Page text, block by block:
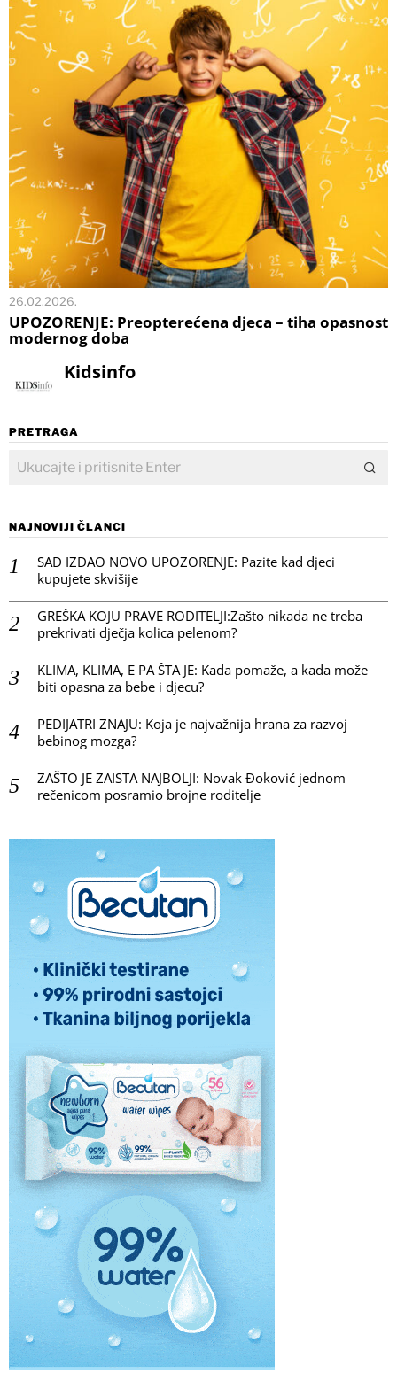
26.02.2026.
UPOZORENJE: Preopterećena djeca – tiha opasnost
modernog doba
Kidsinfo
PRETRAGA
NAJNOVIJI ČLANCI
SAD IZDAO NOVO UPOZORENJE: Pazite kad djeci
kupujete skvišije
GREŠKA KOJU PRAVE RODITELJI:Zašto nikada ne treba
prekrivati dječja kolica pelenom?
KLIMA, KLIMA, E PA ŠTA JE: Kada pomaže, a kada može
biti opasna za bebe i djecu?
PEDIJATRI ZNAJU: Koja je najvažnija hrana za razvoj
bebinog mozga?
ZAŠTO JE ZAISTA NAJBOLJI: Novak Đoković jednom
rečenicom posramio brojne roditelje